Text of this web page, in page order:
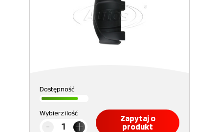
Dostępność
Wybierz ilość
Zapytaj o
produkt